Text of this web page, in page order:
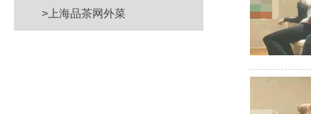
>上海品茶网外菜